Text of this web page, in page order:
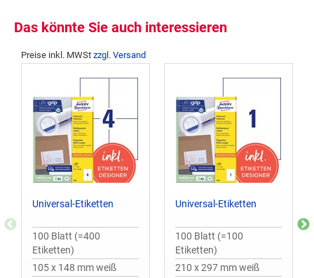
Das könnte Sie auch interessieren
Preise inkl. MWSt zzgl. Versand
Universal-Etiketten
100 Blatt (=400
Etiketten)
105 x 148 mm weiß
Universal-Etiketten
100 Blatt (=100
Etiketten)
210 x 297 mm weiß